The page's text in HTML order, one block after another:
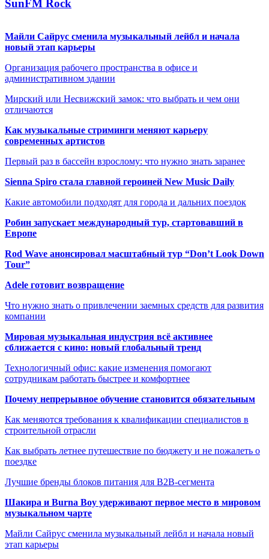
SunFM Rock
Майли Сайрус сменила музыкальный лейбл и начала
новый этап карьеры
Организация рабочего пространства в офисе и
административном здании
Мирский или Несвижский замок: что выбрать и чем они
отличаются
Как музыкальные стриминги меняют карьеру
современных артистов
Первый раз в бассейн взрослому: что нужно знать заранее
Sienna Spiro стала главной героиней New Music Daily
Какие автомобили подходят для города и дальних поездок
Робин запускает международный тур, стартовавший в
Европе
Rod Wave анонсировал масштабный тур “Don’t Look Down
Tour”
Adele готовит возвращение
Что нужно знать о привлечении заемных средств для развития
компании
Мировая музыкальная индустрия всё активнее
сближается с кино: новый глобальный тренд
Технологичный офис: какие изменения помогают
сотрудникам работать быстрее и комфортнее
Почему непрерывное обучение становится обязательным
Как меняются требования к квалификации специалистов в
строительной отрасли
Как выбрать летнее путешествие по бюджету и не пожалеть о
поездке
Лучшие бренды блоков питания для B2B-сегмента
Шакира и Burna Boy удерживают первое место в мировом
музыкальном чарте
Майли Сайрус сменила музыкальный лейбл и начала новый
этап карьеры